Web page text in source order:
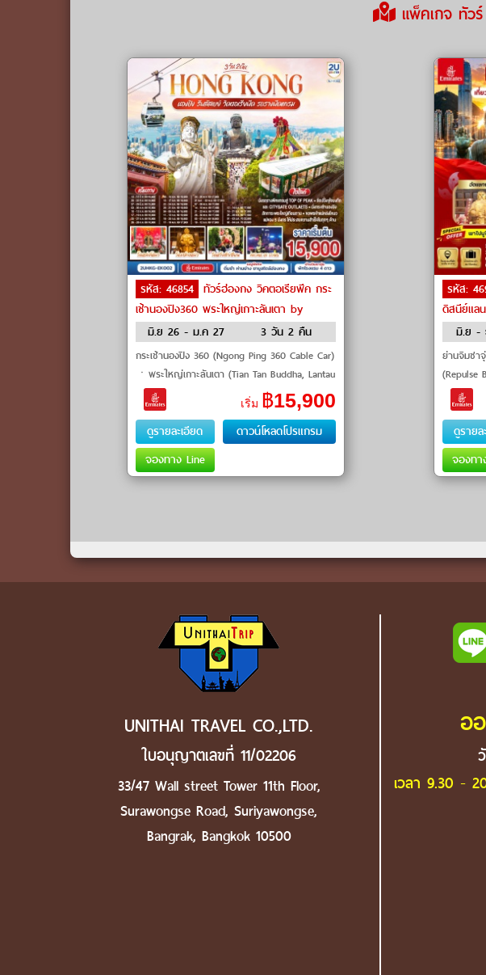
แพ็คเกจ ทัวร์
รหัส: 46854 ทัวร์ฮ่องกง วิคตอเรียพีค กระ
เช้านองปิง360 พระใหญ่เกาะลันเตา by
Emirates
มิ.ย 26 - ม.ค 27 3 วัน 2 คืน
กระเช้านองปิง 360 (Ngong Ping 360 Cable Car)
ㆍพระใหญ่เกาะลันเตา (Tian Tan Buddha, Lantau
Island)ㆍห้างซิตี้เกต เอาท์เล็ท (Citygate Outlets)
ㆍวิคตอเรียพีค (Victoria Peak)�
เริ่ม ฿15,900
ดูรายละเอียด
ดาวน์โหลดโปรแกรม
จองทาง Line
รหัส:
ดิสนีย์แล
มิ.ย -
ย่านจิมซา
(Repulse
Yam
ดูรายล
จองทา
UNITHAI TRAVEL CO.,LTD.
ใบอนุญาตเลขที่ 11/02206
33/47 Wall street Tower 11th Floor,
Surawongse Road, Suriyawongse,
Bangrak, Bangkok 10500
อ
เวลา 9.30 -